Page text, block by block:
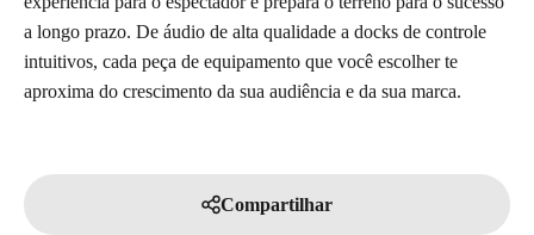
a longo prazo. De áudio de alta qualidade a docks de controle
intuitivos, cada peça de equipamento que você escolher te
aproxima do crescimento da sua audiência e da sua marca.
Compartilhar